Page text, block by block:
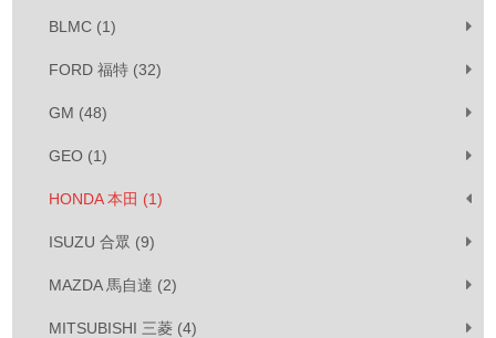
BLMC (1)
FORD 福特 (32)
GM (48)
GEO (1)
HONDA 本田 (1)
ISUZU 合眾 (9)
MAZDA 馬自達 (2)
MITSUBISHI 三菱 (4)